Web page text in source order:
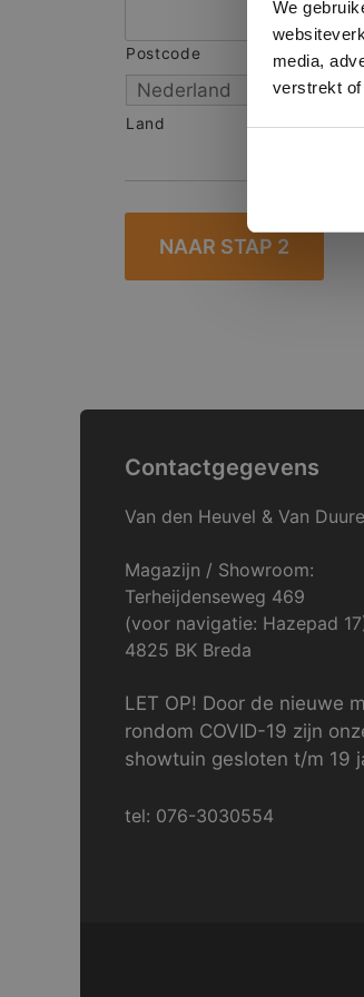
We
media,
verstrekt
Postcode
Land
Contactgegevens
Van den Heuvel & Van
Magazijn / Showroom:
Terheijdenseweg 469
(voor navigatie: Hazepad
4825 BK Breda
LET OP! Door de nieuwe
rondom COVID-19 zijn
showtuin gesloten t/m 19
tel: 076-3030554